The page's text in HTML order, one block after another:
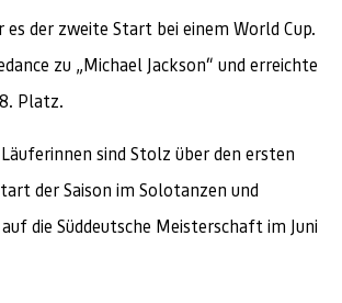
es der zweite Start bei einem World Cup.
zu „Michael Jackson“ und erreichte
Platz.
sind Stolz über den ersten
der Saison im Solotanzen und
die Süddeutsche Meisterschaft im Juni